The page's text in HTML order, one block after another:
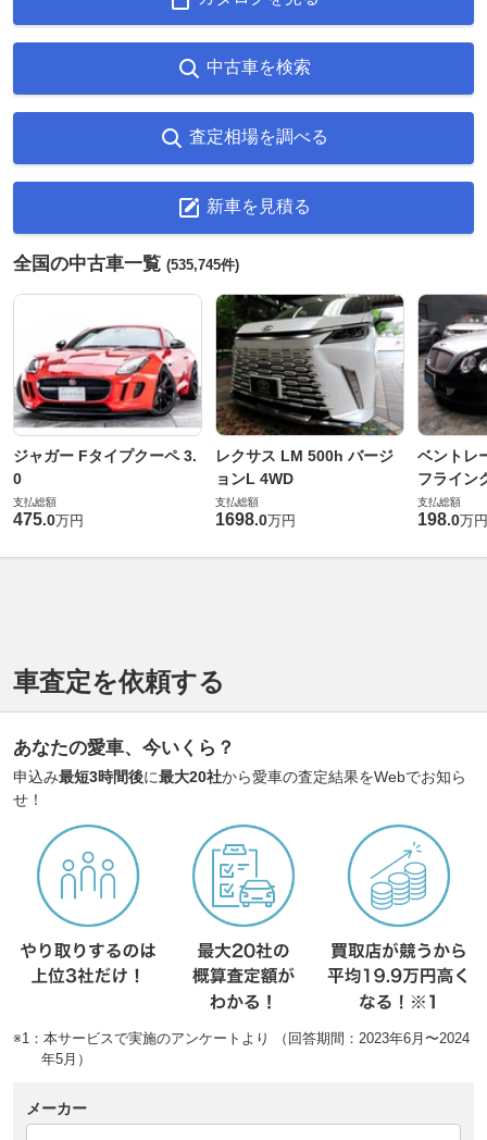
中古車を検索
査定相場を調べる
新車を見積る
全国の中古車一覧 (535,745件)
ジャガー Fタイプクーペ 3.
0
支払総額
475.0万円
レクサス LM 500h バージ
ョンL 4WD
支払総額
1698.0万円
ベントレ
フライン
支払総額
198.0万円
車査定を依頼する
あなたの愛車、今いくら？
申込み最短3時間後に最大20社から愛車の査定結果をWebでお知ら
せ！
※1：本サービスで実施のアンケートより （回答期間：2023年6月〜2024
年5月）
メーカー